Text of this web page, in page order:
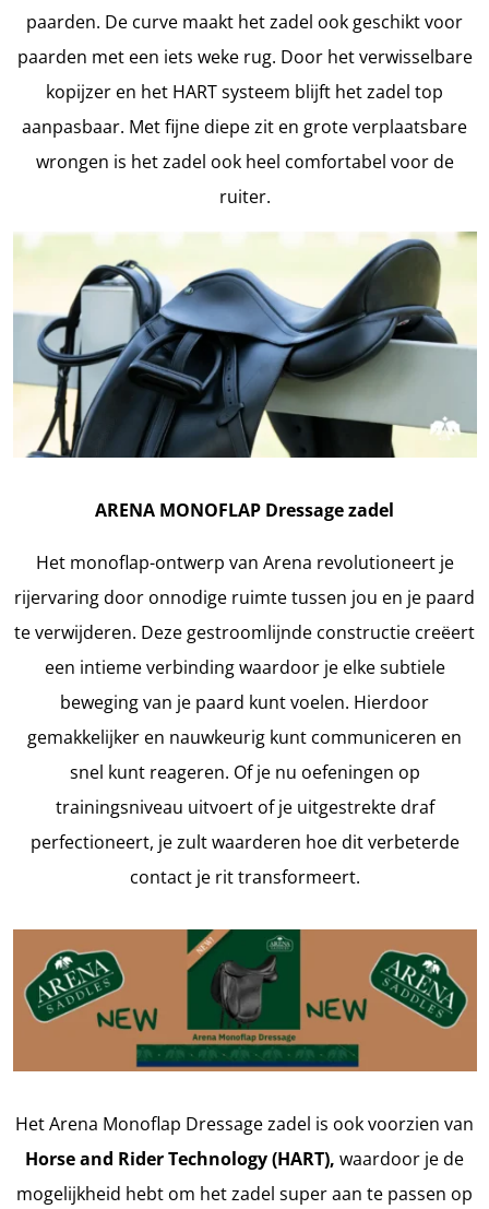
paarden. De curve maakt het zadel ook geschikt voor
paarden met een iets weke rug. Door het verwisselbare
kopijzer en het HART systeem blijft het zadel top
aanpasbaar. Met fijne diepe zit en grote verplaatsbare
wrongen is het zadel ook heel comfortabel voor de
ruiter.
ARENA MONOFLAP Dressage zadel
Het monoflap-ontwerp van Arena revolutioneert je
rijervaring door onnodige ruimte tussen jou en je paard
te verwijderen. Deze gestroomlijnde constructie creëert
een intieme verbinding waardoor je elke subtiele
beweging van je paard kunt voelen. Hierdoor
gemakkelijker en nauwkeurig kunt communiceren en
snel kunt reageren. Of je nu oefeningen op
trainingsniveau uitvoert of je uitgestrekte draf
perfectioneert, je zult waarderen hoe dit verbeterde
contact je rit transformeert.
Het Arena Monoflap Dressage zadel is ook voorzien van
Horse and Rider Technology (HART), waardoor je de
mogelijkheid hebt om het zadel super aan te passen op